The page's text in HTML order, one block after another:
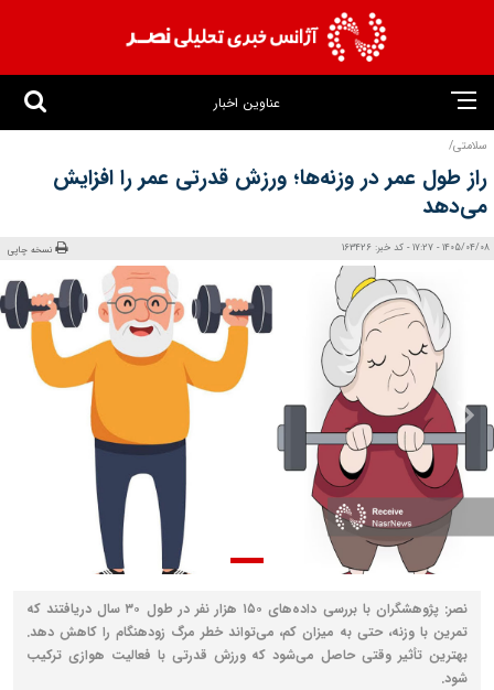
عناوین اخبار
سلامتی/
راز طول عمر در وزنه‌ها؛ ورزش قدرتی عمر را افزایش
می‌دهد
1405/04/08 - 17:27 - کد خبر: 163426 نسخه چاپی
نصر: پژوهشگران با بررسی داده‌های ۱۵۰ هزار نفر در طول ۳۰ سال دریافتند که
تمرین با وزنه، حتی به میزان کم، می‌تواند خطر مرگ زودهنگام را کاهش دهد.
بهترین تأثیر وقتی حاصل می‌شود که ورزش قدرتی با فعالیت هوازی ترکیب
شود.